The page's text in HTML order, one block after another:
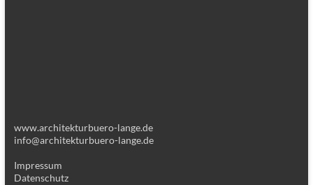
www.architekturbuero-lange.de
info@architekturbuero-lange.de
Impressum
Datenschutz